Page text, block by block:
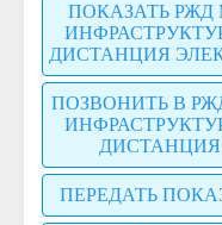
ПОКАЗАТЬ
ДИСТАНЦИЯ
ПОЗВОНИТЬ В
ПЕРЕДАТЬ